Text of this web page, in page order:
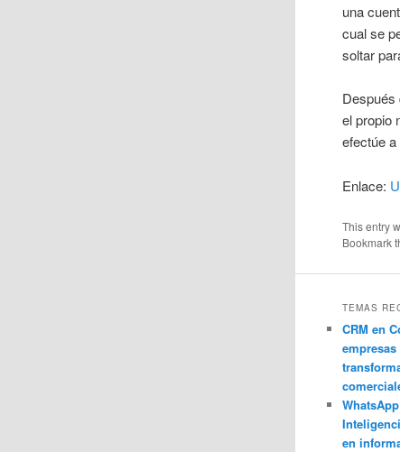
una
cual se
soltar
Después
el propio
efectúe
Enlace:
This entry
Bookmark
TEMAS
CRM en
empresas
en